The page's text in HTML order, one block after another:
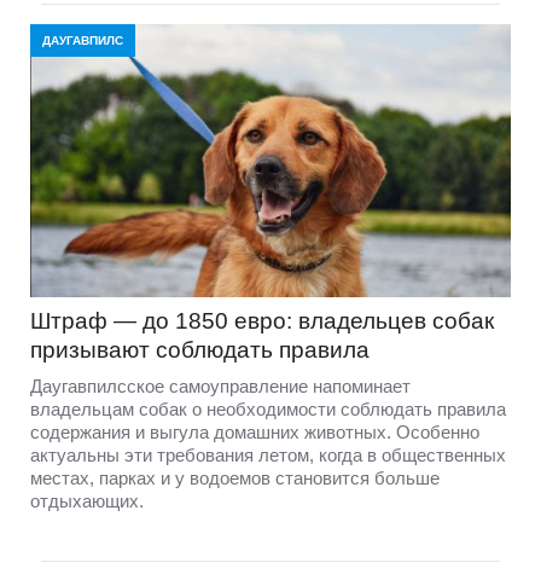
ДАУГАВПИЛС
Штраф — до 1850 евро: владельцев собак
призывают соблюдать правила
Даугавпилсское самоуправление напоминает
владельцам собак о необходимости соблюдать правила
содержания и выгула домашних животных. Особенно
актуальны эти требования летом, когда в общественных
местах, парках и у водоемов становится больше
отдыхающих.